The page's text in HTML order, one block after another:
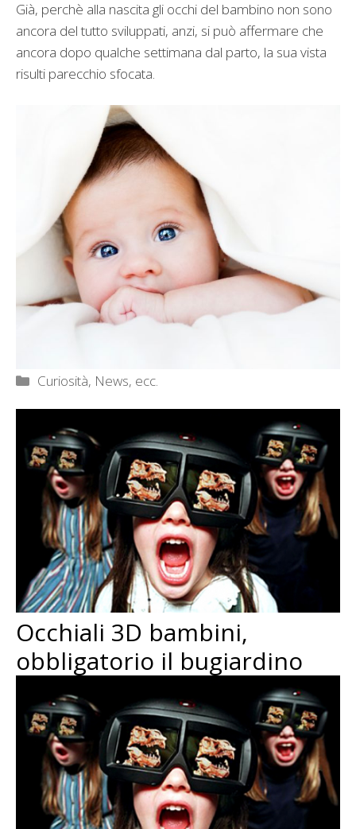
Già, perchè alla nascita gli occhi del bambino non sono
ancora del tutto sviluppati, anzi, si può affermare che
ancora dopo qualche settimana dal parto, la sua vista
risulti parecchio sfocata.
Categorie
Curiosità, News, ecc.
Occhiali 3D bambini,
obbligatorio il bugiardino